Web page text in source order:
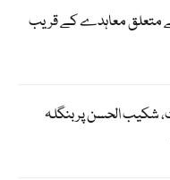
سے متعلق معاہدے کے قریب
شکیب الحسن پر بنگلہ